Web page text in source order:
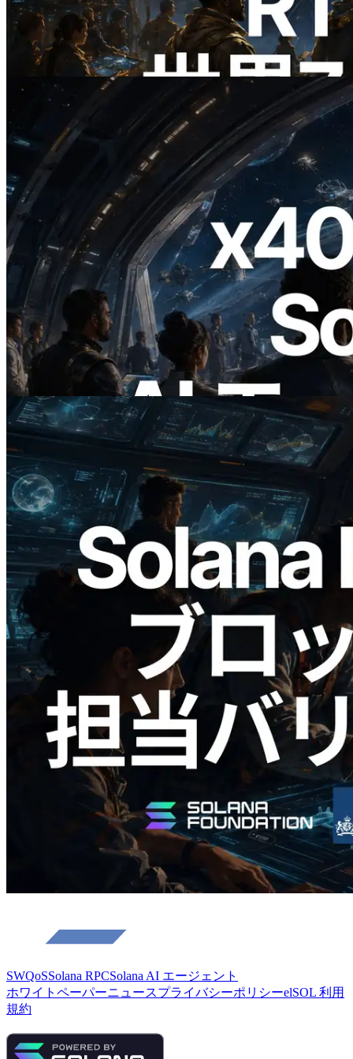
リージョンのping計測に拡張—
Validators Information APIも公開
この記事を読む
2026.07.04
ERPC、x402 決済対応の Solana RPC を
公開 — AI エージェントが必要な API
にその場で支払う時代の幕開け
この記事を読む
2026.05.24
Validators Solutions、Solana ブロックア
ナライザーを公開 — slot 単位のブロッ
ク生成時間と担当バリデータを視覚化
この記事を読む
さらに読み込む
SWQoSSolana RPCSolana AI エージェント
ホワイトペーパーニュースプライバシーポリシーelSOL 利用
規約